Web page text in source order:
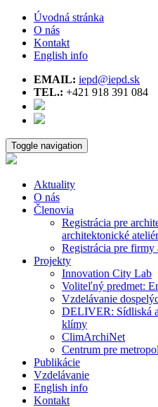
Úvodná stránka
O nás
Kontakt
English info
EMAIL: iepd@iepd.sk
TEL.: +421 918 391 084
Toggle navigation
Aktuality
O nás
Členovia
Registrácia pre
architektonické
Registrácia pre firmy
Projekty
Innovation City Lab
Voliteľný predmet:
Vzdelávanie
DELIVER: Sídliská
klímy
ClimArchiNet
Centrum pre
Publikácie
Vzdelávanie
English info
Kontakt